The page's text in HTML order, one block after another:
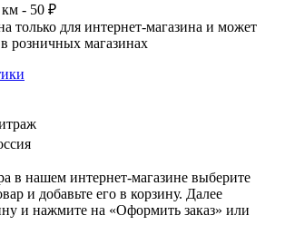
- 50 ₽
только для интернет-магазина и может
розничных магазинах
в нашем интернет-магазине выберите
и добавьте его в корзину. Далее
и нажмите на «Оформить заказ» или